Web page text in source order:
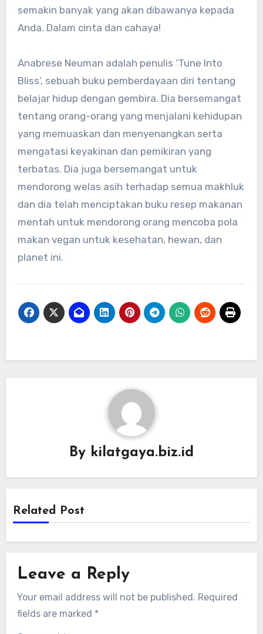
semakin banyak yang akan dibawanya kepada
Anda. Dalam cinta dan cahaya!
Anabrese Neuman adalah penulis ‘Tune Into
Bliss’, sebuah buku pemberdayaan diri tentang
belajar hidup dengan gembira. Dia bersemangat
tentang orang-orang yang menjalani kehidupan
yang memuaskan dan menyenangkan serta
mengatasi keyakinan dan pemikiran yang
terbatas. Dia juga bersemangat untuk
mendorong welas asih terhadap semua makhluk
dan dia telah menciptakan buku resep makanan
mentah untuk mendorong orang mencoba pola
makan vegan untuk kesehatan, hewan, dan
planet ini.
By kilatgaya.biz.id
Related Post
Leave a Reply
Your email address will not be published. Required
fields are marked *